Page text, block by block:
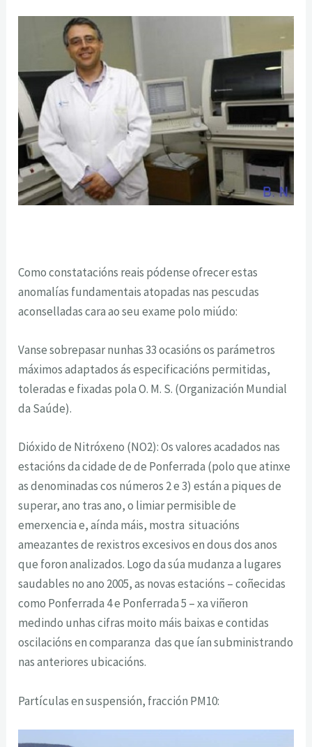
Como constatacións reais pódense ofrecer estas
anomalías fundamentais atopadas nas pescudas
aconselladas cara ao seu exame polo miúdo:
Vanse sobrepasar nunhas 33 ocasións os parámetros
máximos adaptados ás especificacións permitidas,
toleradas e fixadas pola O. M. S. (Organización Mundial
da Saúde).
Dióxido de Nitróxeno (NO2): Os valores acadados nas
estacións da cidade de de Ponferrada (polo que atinxe
as denominadas cos números 2 e 3) están a piques de
superar, ano tras ano, o limiar permisible de
emerxencia e, aínda máis, mostra situacións
ameazantes de rexistros excesivos en dous dos anos
que foron analizados. Logo da súa mudanza a lugares
saudables no ano 2005, as novas estacións – coñecidas
como Ponferrada 4 e Ponferrada 5 – xa viñeron
medindo unhas cifras moito máis baixas e contidas
oscilacións en comparanza das que ían subministrando
nas anteriores ubicacións.
Partículas en suspensión, fracción PM10: